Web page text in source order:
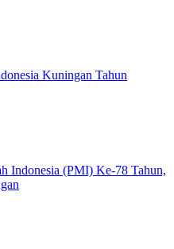
Kuningan Tahun
Indonesia (PMI) Ke-78 Tahun,